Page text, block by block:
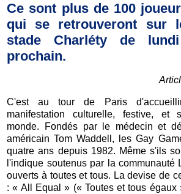
Ce sont plus de 100
qui se retrouveront sur
stade Charléty de
prochain.
C'est au tour de Paris
manifestation culturelle, festive, et
monde. Fondés par le médecin et
américain Tom Waddell, les Gay
quatre ans depuis 1982. Même s'ils
l'indique soutenus par la communauté
ouverts à toutes et tous. La devise de
: « All Equal » (« Toutes et tous égaux